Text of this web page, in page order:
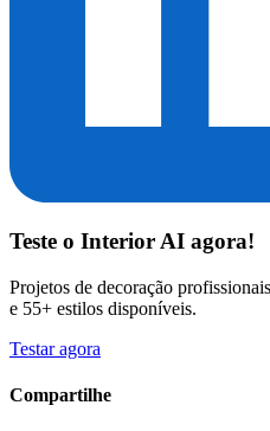
Teste o Interior AI agora!
Projetos de decoração
e 55+ estilos disponíveis.
Testar agora
Compartilhe